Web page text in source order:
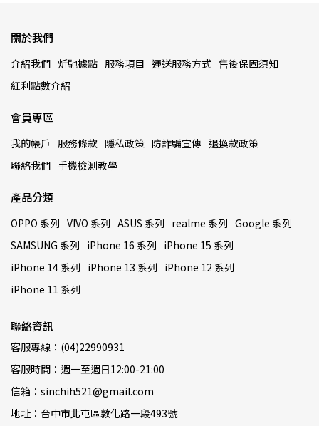
關於我們
介紹我們 炘馳據點 服務項目 運送服務方式 售後保固須知
紅利點數介紹
會員專區
我的帳戶 服務條款 隱私政策 防詐騙宣傳 退換款政策
聯絡我們 手機檢測教學
產品分類
OPPO 系列 VIVO 系列 ASUS 系列 realme 系列 Google 系列
SAMSUNG 系列 iPhone 16 系列 iPhone 15 系列
iPhone 14 系列 iPhone 13 系列 iPhone 12 系列
iPhone 11 系列
聯絡資訊
客服專線：(04)22990931
客服時間：週一至週日12:00-21:00
信箱：sinchih521@gmail.com
地址：台中市北屯區敦化路一段493號